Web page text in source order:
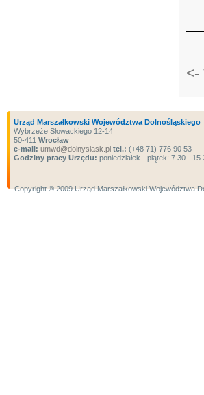
<-
Urząd Marszałkowski Województwa Dolnośląskiego
Wybrzeże Słowackiego 12-14
50-411 Wrocław
e-mail: umwd@dolnyslask.pl tel.: (+48 71) 776 90 53
Godziny pracy Urzędu: poniedziałek - piątek: 7.30 -
Copyright ® 2009 Urząd Marszałkowski Województwa